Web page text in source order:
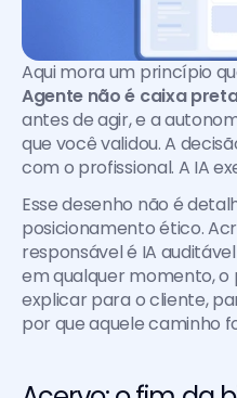
Aqui mora um princípio
Agente não é caixa
antes de agir, e a
que você validou. A
com o profissional. A IA
Esse desenho não é
posicionamento ético.
responsável é IA
em qualquer momento, o
explicar para o cliente,
por que aquele caminho